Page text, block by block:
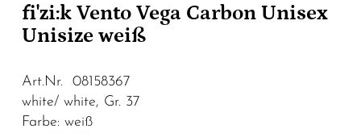
fi'zi:k Vento Vega Carbon Unisex
Unisize weiß
Art.Nr. 08158367
white/ white, Gr. 37
Farbe: weiß